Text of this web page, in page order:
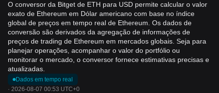
O conversor da Bitget de ETH para USD permite calcular o valor
exato de Ethereum em Dólar americano com base no índice
global de preços em tempo real de Ethereum. Os dados de
conversão são derivados da agregação de informações de
preços de trading de Ethereum em mercados globais. Seja para
planejar operações, acompanhar o valor do portfólio ou
monitorar o mercado, o conversor fornece estimativas precisas e
atualizadas.
Dados em tempo real
· 2026-08-07 00:53 UTC+0